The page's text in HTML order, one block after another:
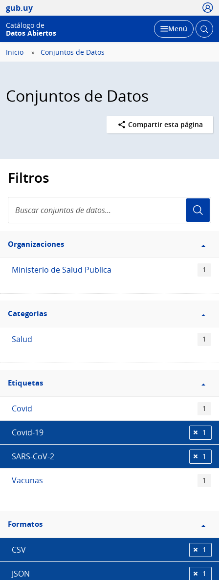
gub.uy
Catálogo de
Datos Abiertos
Desplegar
Menú Abrir
Inicio Conjuntos de Datos
Conjuntos de Datos
Compartir esta página
Filtros
conjuntos
de
Filtro
Organizaciones
Organizaciones
Ministerio de Salud Publica 1
Filtro
Categorias
Categorias
Salud 1
Filtro
Etiquetas
Etiquetas
Covid 1
Covid-19 1
SARS-CoV-2 1
Vacunas 1
Filtro
Formatos
Formatos
CSV 1
JSON 1